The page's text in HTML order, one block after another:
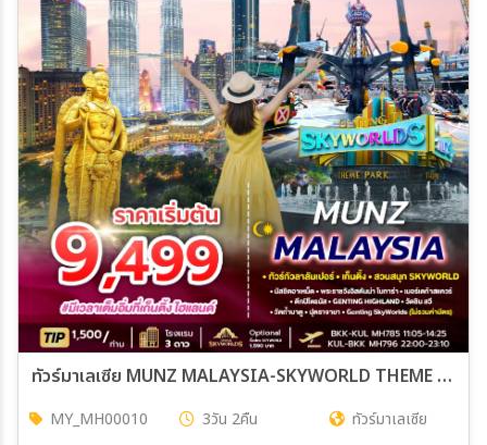
ประเทศ
เมือง
สายการบิน
ตั้งแต่วันที่
ถึงวันที่
เฉพาะเดือน
ทัวร์มาเลเซีย MUNZ MALAYSIA-SKYWORLD THEME PARK 3วัน 2คืน (MH)
MY_MH00010 3วัน 2คืน
ทัวร์มาเลเซีย